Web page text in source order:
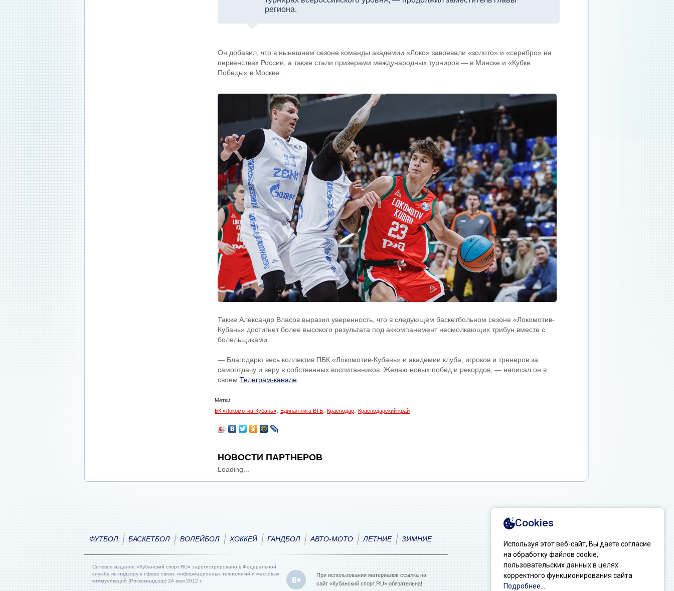
региона.
Он добавил, что в нынешнем сезоне команды академии «Локо» завоевали «золото» и «серебро» на
первенствах России, а также стали призерами международных турниров — в Минске и «Кубке
Победы» в Москве.
Также Александр Власов выразил уверенность, что в следующем баскетбольном сезоне «Локомотив-
Кубань» достигнет более высокого результата под аккомпанемент несмолкающих трибун вместе с
болельщиками.
— Благодарю весь коллектив ПБК «Локомотив-Кубань» и академии клуба, игроков и тренеров за
самоотдачу и веру в собственных воспитанников. Желаю новых побед и рекордов, — написал он в
своем Телеграм-канале.
Метки:
БК «Локомотив-Кубань», Единая лига ВТБ, Краснодар, Краснодарский край
НОВОСТИ ПАРТНЕРОВ
Loading...
ФУТБОЛ БАСКЕТБОЛ ВОЛЕЙБОЛ ХОККЕЙ ГАНДБОЛ АВТО-МОТО ЛЕТНИЕ ЗИМНИЕ
Сетевое издание «Кубанский спорт.RU» зарегистрировано в Федеральной
службе по надзору в сфере связи, информационных технологий и массовых
коммуникаций (Роскомнадзор) 24 мая 2012 г.
При использовании материалов ссылка на
сайт «Кубанский спорт.RU» обязательна!